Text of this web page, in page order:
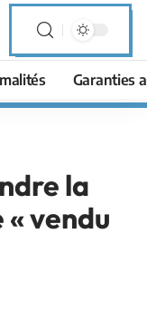
Garanties
la
vendu